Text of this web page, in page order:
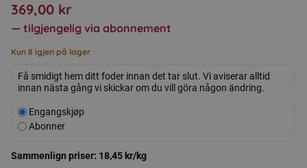
369,00 kr
— tilgjengelig via abonnement
Kun 8 igjen på lager
Få smidigt hem ditt foder innan det tar slut. Vi aviserar alltid
innan nästa gång vi skickar om du vill göra någon ändring.
Velg
kjøpstype
Engangskjøp
Abonner
Sammenlign priser: 18,45 kr/kg